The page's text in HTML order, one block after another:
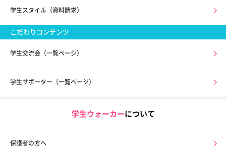
学生スタイル（資料請求）
こだわりコンテンツ
学生交流会（一覧ページ）
学生サポーター（一覧ページ）
学生ウォーカーについて
保護者の方へ